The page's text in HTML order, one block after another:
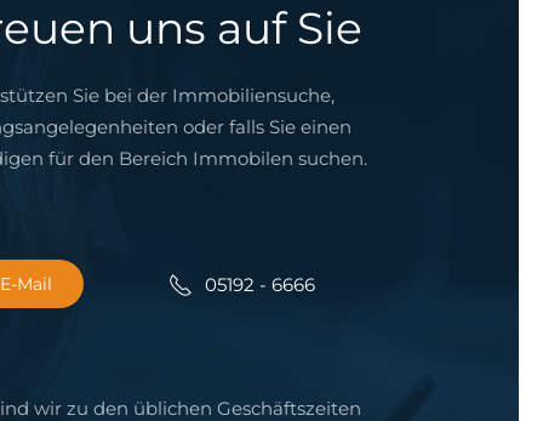
uns auf Sie
Sie bei der Immobiliensuche,
oder falls Sie einen
für den Bereich Immobilen suchen.
E-Mail 05192 - 6666
wir zu den üblichen Geschäftszeiten